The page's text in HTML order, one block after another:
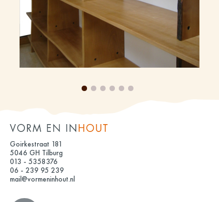
Goirkestraat 181
5046 GH Tilburg
013 - 5358376
06 - 239 95 239
mail@vormeninhout.nl